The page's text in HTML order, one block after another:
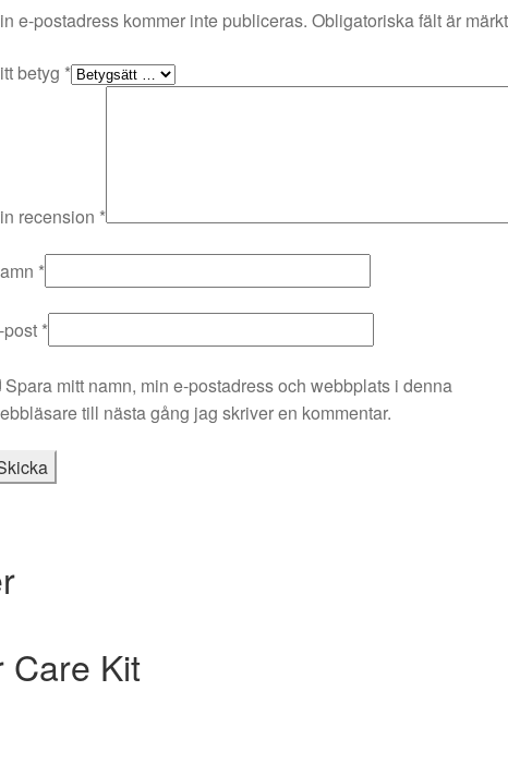
e-postadress kommer inte publiceras. Obligatoriska fält är
betyg *
recension *
*
post *
Spara mitt namn, min e-postadress och webbplats i denna
till nästa gång jag skriver en kommentar.
Care Kit